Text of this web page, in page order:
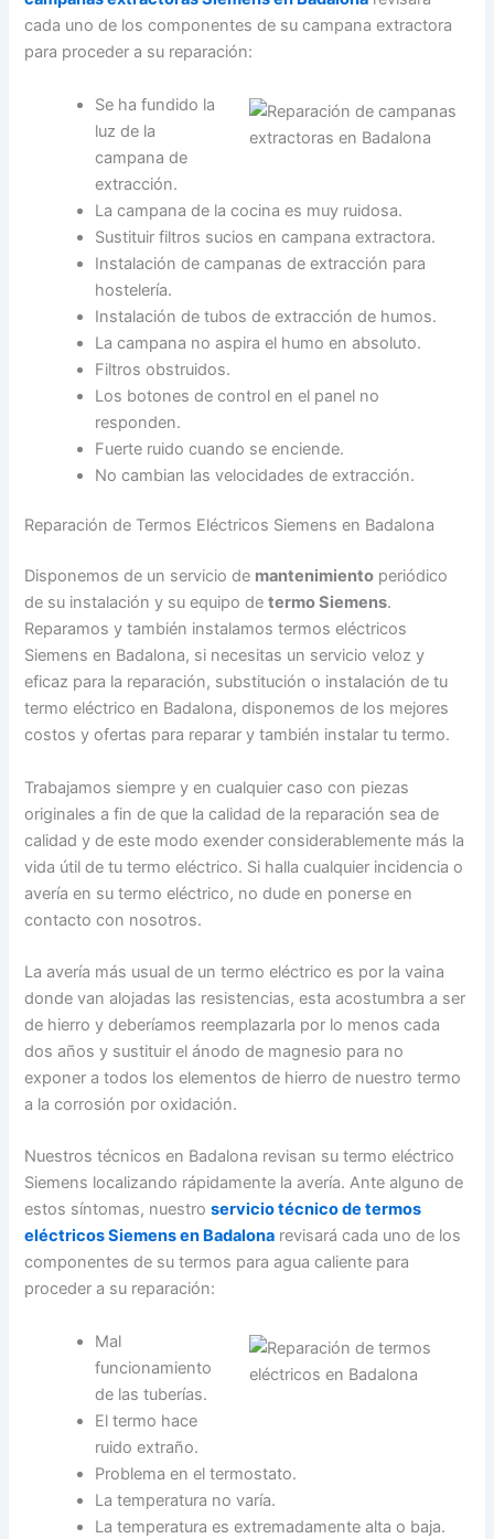
cada uno de los componentes de su campana extractora
para proceder a su reparación:
Se ha fundido la
luz de la
campana de
extracción.
La campana de la cocina es muy ruidosa.
Sustituir filtros sucios en campana extractora.
Instalación de campanas de extracción para
hostelería.
Instalación de tubos de extracción de humos.
La campana no aspira el humo en absoluto.
Filtros obstruidos.
Los botones de control en el panel no
responden.
Fuerte ruido cuando se enciende.
No cambian las velocidades de extracción.
Reparación de Termos Eléctricos Siemens en Badalona
Disponemos de un servicio de mantenimiento periódico
de su instalación y su equipo determo Siemens.
Reparamos y también instalamos termos eléctricos
Siemens en Badalona, si necesitas un servicio veloz y
eficaz para la reparación, substitución o instalación de tu
termo eléctrico en Badalona, disponemos de los mejores
costos y ofertas para reparar y también instalar tu termo.
Trabajamos siempre y en cualquier caso con piezas
originales a fin de que la calidad de la reparación sea de
calidad y de este modo exender considerablemente más la
vida útil de tu termo eléctrico. Si halla cualquier incidencia o
avería en su termo eléctrico, no dude en ponerse en
contacto con nosotros.
La avería más usual de un termo eléctrico es por la vaina
donde van alojadas las resistencias, esta acostumbra a ser
de hierro y deberíamos reemplazarla por lo menos cada
dos años y sustituir el ánodo de magnesio para no
exponer a todos los elementos de hierro de nuestro termo
a la corrosión por oxidación.
Nuestros técnicos en Badalona revisan su termo eléctrico
Siemens localizando rápidamente la avería. Ante alguno de
estos síntomas, nuestroservicio técnico de termos
eléctricos Siemens en Badalona revisará cada uno de los
componentes de su termos para agua caliente para
proceder a su reparación:
Mal
funcionamiento
de las tuberías.
El termo hace
ruido extraño.
Problema en el termostato.
La temperatura no varía.
La temperatura es extremadamente alta o baja.